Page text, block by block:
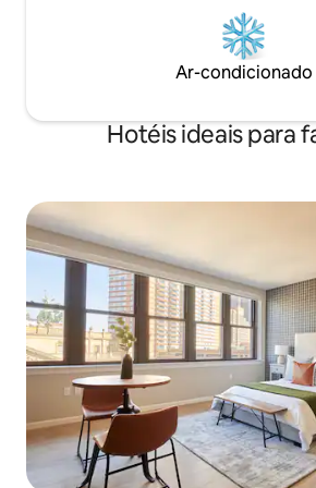
Ar-condicionado
Hotéis ideais para